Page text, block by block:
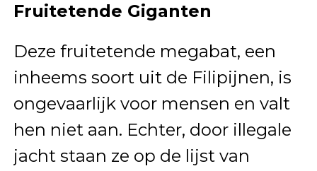
Fruitetende Giganten
Deze fruitetende megabat, een
inheems soort uit de Filipijnen, is
ongevaarlijk voor mensen en valt
hen niet aan. Echter, door illegale
jacht staan ze op de lijst van